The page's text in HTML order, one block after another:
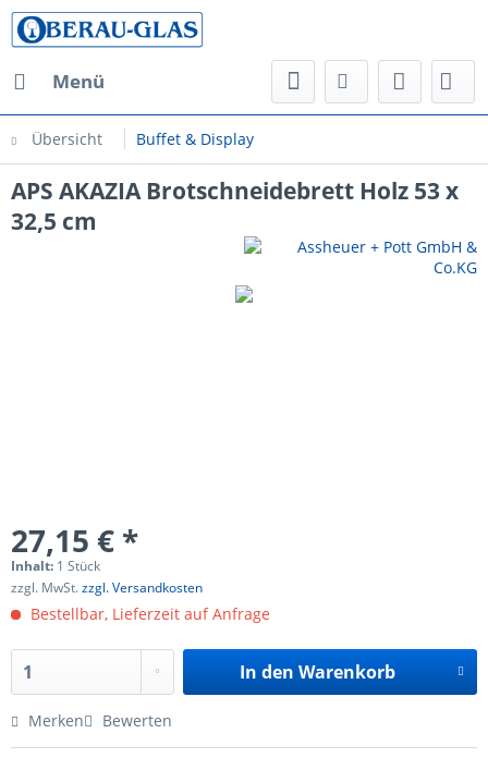
Menü
Übersicht Buffet & Display
APS AKAZIA Brotschneidebrett Holz 53 x
32,5 cm
27,15 € *
Inhalt: 1 Stück
zzgl. MwSt.zzgl. Versandkosten
Bestellbar, Lieferzeit auf Anfrage
In den Warenkorb
Merken Bewerten